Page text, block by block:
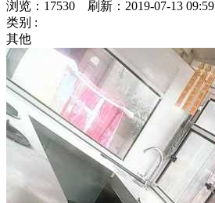
浏览：17530 刷新：2019-07-13 09:59
类别 :
其他